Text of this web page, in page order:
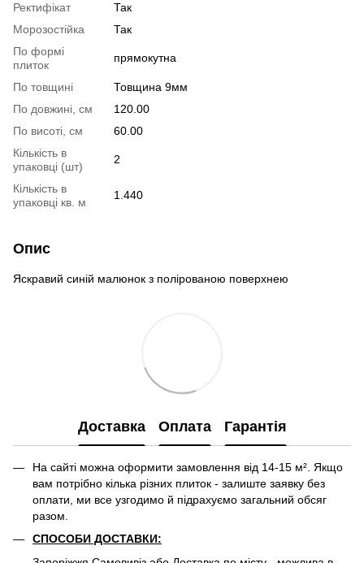
Ректифікат
Так
Морозостійка
Так
По формі
плиток
прямокутна
По товщині
Товщина 9мм
По довжині, см
120.00
По висоті, см
60.00
Кількість в
упаковці (шт)
2
Кількість в
упаковці кв. м
1.440
Опис
Яскравий синій малюнок з полірованою поверхнею
Доставка Оплата Гарантія
На сайті можна оформити замовлення від 14-15 м². Якщо
вам потрібно кілька різних плиток - залиште заявку без
оплати, ми все узгодимо й підрахуємо загальний обсяг
разом.
СПОСОБИ ДОСТАВКИ: